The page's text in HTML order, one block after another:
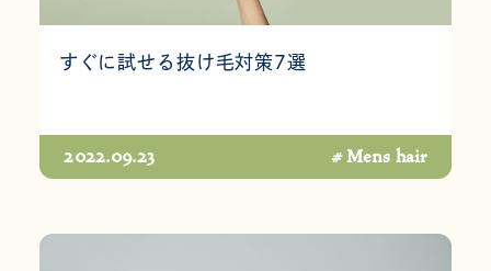
すぐに試せる抜け毛対策7選
2022.09.23 # Mens hair